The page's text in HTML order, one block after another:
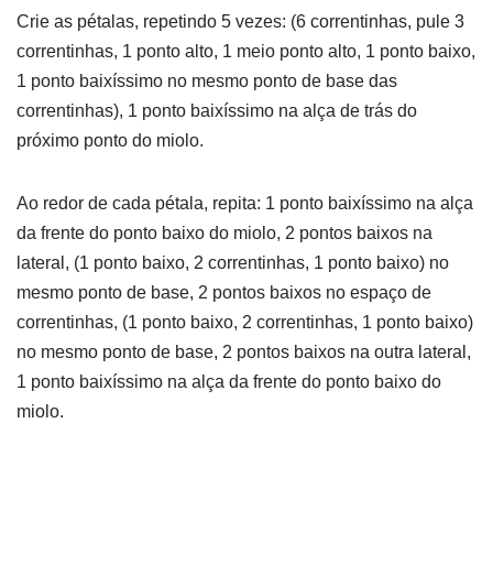
Crie as pétalas, repetindo 5 vezes: (6 correntinhas, pule 3
correntinhas, 1 ponto alto, 1 meio ponto alto, 1 ponto baixo,
1 ponto baixíssimo no mesmo ponto de base das
correntinhas), 1 ponto baixíssimo na alça de trás do
próximo ponto do miolo.
Ao redor de cada pétala, repita: 1 ponto baixíssimo na alça
da frente do ponto baixo do miolo, 2 pontos baixos na
lateral, (1 ponto baixo, 2 correntinhas, 1 ponto baixo) no
mesmo ponto de base, 2 pontos baixos no espaço de
correntinhas, (1 ponto baixo, 2 correntinhas, 1 ponto baixo)
no mesmo ponto de base, 2 pontos baixos na outra lateral,
1 ponto baixíssimo na alça da frente do ponto baixo do
miolo.